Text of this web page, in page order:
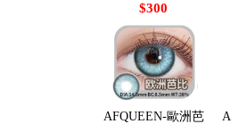
$300
AFQUEEN-歐洲芭